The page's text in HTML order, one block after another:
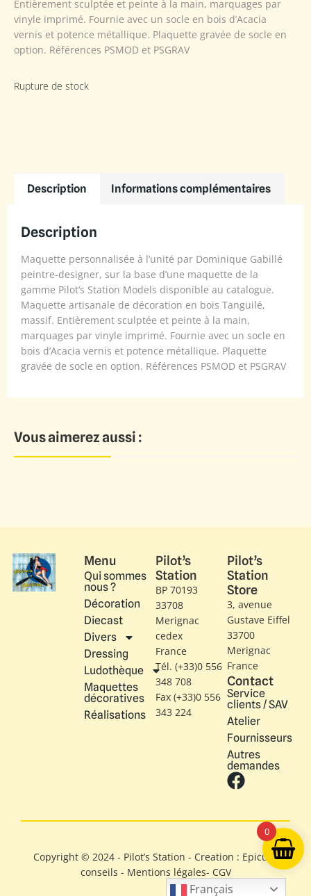
Entièrement sculptée et peinte à la main, marquages par
vinyle imprimé. Fournie avec un socle en bois d’Acacia
vernis et potence métallique. Plaquette gravée de socle en
option. Références PSMOD et PSGRAV
Rupture de stock
Description Informations complémentaires
Description
Maquette personnalisée à l’unité par Dominique Gabillé
peintre-designer, sur la base d’une maquette de la
gamme Pilot’s Station Models disponible au catalogue.
Maquette artisanale de décoration en bois Tanguilé,
massif. Entièrement sculptée et peinte à la main,
marquages par vinyle imprimé. Fournie avec un socle en
bois d’Acacia vernis et potence métallique. Plaquette
gravée de socle en option. Références PSMOD et PSGRAV
Vous aimerez aussi :
Menu
Qui sommes
nous ?
Décoration
Diecast
Divers
Dressing
Ludothèque
Maquettes
décoratives
Réalisations
Pilot’s
Station
BP 70193
33708
Merignac
cedex
France
Tél. (+33)0 556
348 708
Fax (+33)0 556
343 224
Pilot’s
Station
Store
3, avenue
Gustave Eiffel​
33700
Merignac
France
Contact
Service
clients / SAV
Atelier
Fournisseurs
Autres
demandes
Copyright © 2024 - Pilot’s Station - Creation : Epicure
conseils - Mentions légales- CGV
Français
0